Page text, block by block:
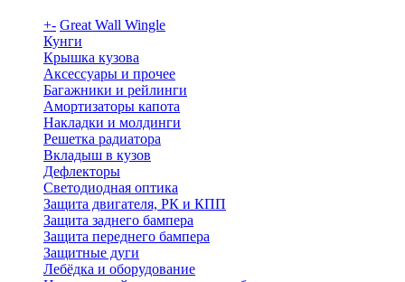
+- Great Wall Wingle
Кунги
Крышка кузова
Аксессуары и прочее
Багажники и рейлинги
Амортизаторы капота
Накладки и молдинги
Решетка радиатора
Вкладыш в кузов
Дефлекторы
Светодиодная оптика
Защита двигателя, РК и КПП
Защита заднего бампера
Защита переднего бампера
Защитные дуги
Лебёдка и оборудование